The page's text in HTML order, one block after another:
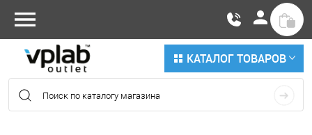
КАТАЛОГ ТОВАРОВ